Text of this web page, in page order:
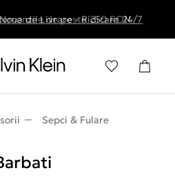
de peste 250 RON
de Livrare - Ridicare 24/7
Sepci & Fulare